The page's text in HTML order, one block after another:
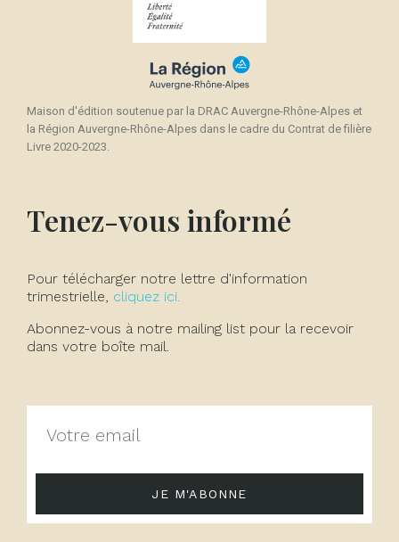
Maison d'édition soutenue par la DRAC Auvergne-Rhône-Alpes et
la Région Auvergne-Rhône-Alpes dans le cadre du Contrat de filière
Livre 2020-2023.
Tenez-vous informé
Pour télécharger notre lettre d'information
trimestrielle, cliquez ici.
Abonnez-vous à notre mailing list pour la recevoir
dans votre boîte mail.
JE M'ABONNE